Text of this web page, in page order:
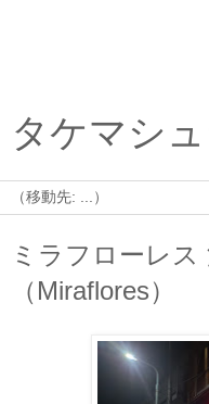
タケマシ
ミラフローレス
（Miraflores）